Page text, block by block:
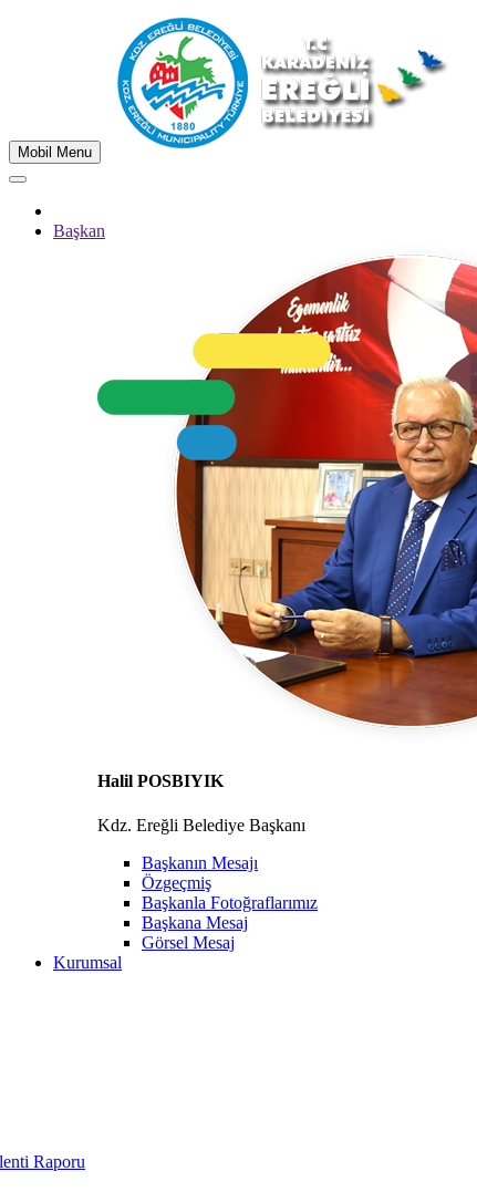
Mobil Menu
Başkan
Halil POSBIYIK
Kdz. Ereğli Belediye Başkanı
Başkanın Mesajı
Özgeçmiş
Başkanla Fotoğraflarımız
Başkana Mesaj
Görsel Mesaj
Kurumsal
Raporu